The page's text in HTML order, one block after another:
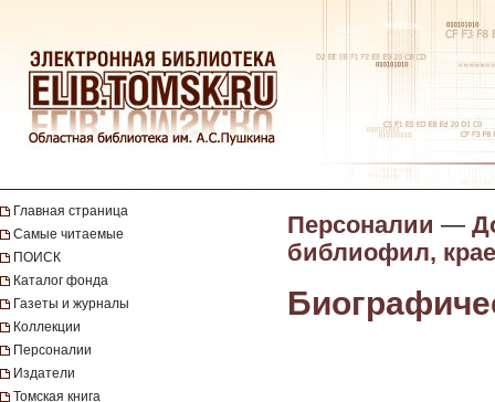
Главная страница
Самые читаемые
ПОИСК
Каталог фонда
Газеты и журналы
Коллекции
Персоналии
Издатели
Томская книга
Персоналии —
библиофил,